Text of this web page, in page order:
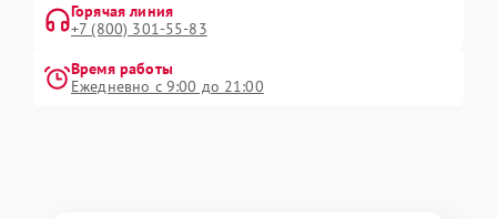
Горячая линия
+7 (800) 301-55-83
Время работы
Ежедневно с 9:00 до 21:00